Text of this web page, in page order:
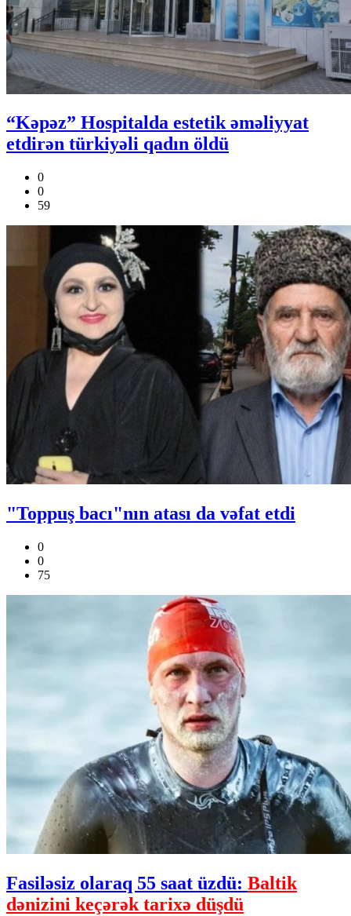
“Kəpəz” Hospitalda estetik əməliyyat
etdirən türkiyəli qadın öldü
0
0
59
"Toppuş bacı"nın atası da vəfat etdi
0
0
75
Fasiləsiz olaraq 55 saat üzdü: Baltik
dənizini keçərək tarixə düşdü